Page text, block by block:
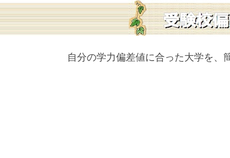
自分の学力偏差値に合った大学を、